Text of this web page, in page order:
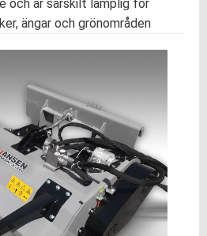
och är särskilt lämplig för
ängar och grönområden